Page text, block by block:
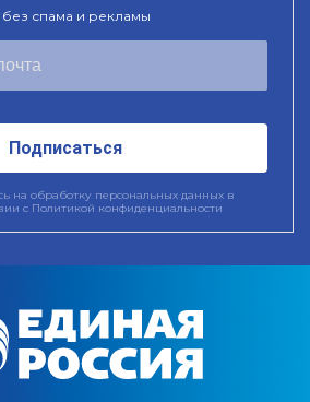
спама и рекламы
Подписаться
на обработку персональных данных в
с Политикой конфиденциальности